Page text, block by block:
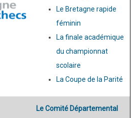
Le Bretagne rapide
féminin
La finale académique
du championnat
scolaire
La Coupe de la Parité
LeComité Départemental